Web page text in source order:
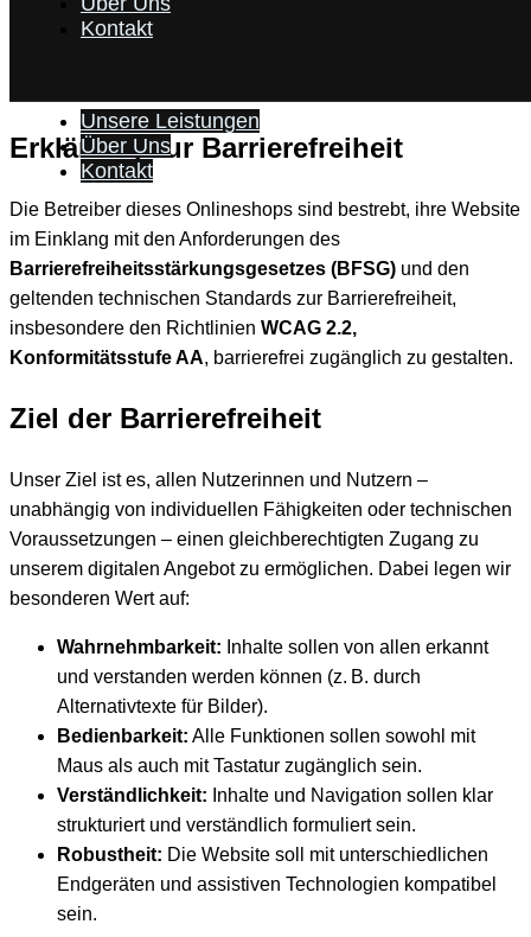
Zum Inhalt springen
Kontakt
Unsere Leistungen
Über Uns
Kontakt
Erklärung zur Barrierefreiheit
Die Betreiber dieses Onlineshops sind bestrebt, ihre Website
im Einklang mit den Anforderungen des
Barrierefreiheitsstärkungsgesetzes (BFSG) und den
geltenden technischen Standards zur Barrierefreiheit,
insbesondere den Richtlinien WCAG 2.2,
Konformitätsstufe AA, barrierefrei zugänglich zu gestalten.
Ziel der Barrierefreiheit
Unser Ziel ist es, allen Nutzerinnen und Nutzern –
unabhängig von individuellen Fähigkeiten oder technischen
Voraussetzungen – einen gleichberechtigten Zugang zu
unserem digitalen Angebot zu ermöglichen. Dabei legen wir
besonderen Wert auf:
Wahrnehmbarkeit: Inhalte sollen von allen erkannt
und verstanden werden können (z. B. durch
Alternativtexte für Bilder).
Bedienbarkeit: Alle Funktionen sollen sowohl mit
Maus als auch mit Tastatur zugänglich sein.
Verständlichkeit: Inhalte und Navigation sollen klar
strukturiert und verständlich formuliert sein.
Robustheit: Die Website soll mit unterschiedlichen
Endgeräten und assistiven Technologien kompatibel
sein.